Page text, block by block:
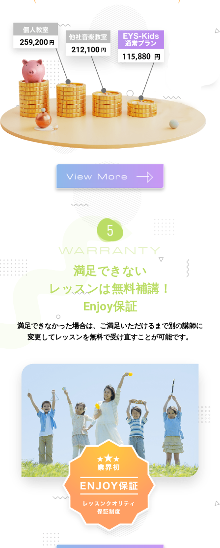
WARRANTY
満足できない
レッスンは無料補講！
Enjoy保証
満足できなかった場合は、ご満足いただけるまで別の講師に
変更してレッスンを無料で受け直すことが可能です。